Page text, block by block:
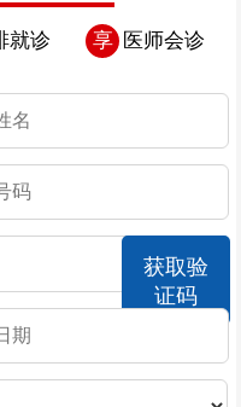
就诊 享 医师会诊
获取验
证码